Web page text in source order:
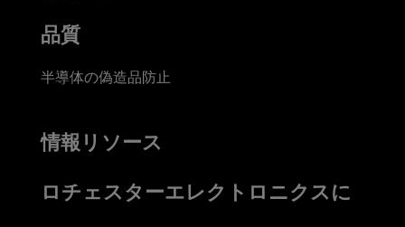
品質
半導体の偽造品防止
情報リソース
ロチェスターエレクトロニクスに